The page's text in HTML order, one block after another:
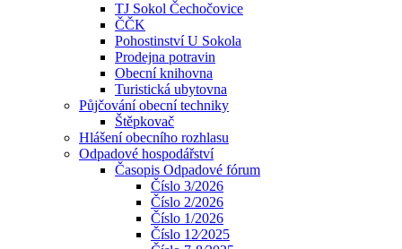
TJ Sokol Čechočovice
ČČK
Pohostinství U Sokola
Prodejna potravin
Obecní knihovna
Turistická ubytovna
Půjčování obecní techniky
Štěpkovač
Hlášení obecního rozhlasu
Odpadové hospodářství
Časopis Odpadové fórum
Číslo 3/2026
Číslo 2/2026
Číslo 1/2026
Číslo 12⁄2025